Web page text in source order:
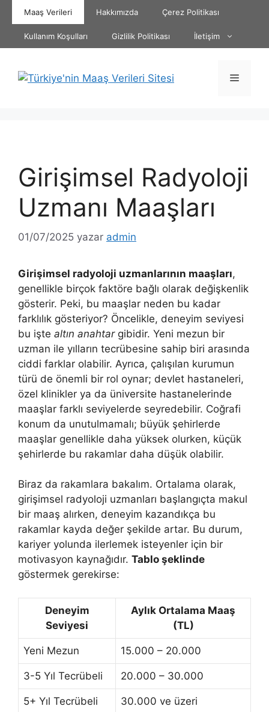
İçeriğe
atla
Maaş Verileri Hakkımızda Çerez Politikası
Kullanım Koşulları Gizlilik Politikası İletişim
Menü
Girişimsel Radyoloji
Uzmanı Maaşları
01/07/2025 yazar admin
Girişimsel radyoloji uzmanlarının maaşları,
genellikle birçok faktöre bağlı olarak değişkenlik
gösterir. Peki, bu maaşlar neden bu kadar
farklılık gösteriyor? Öncelikle, deneyim seviyesi
bu işte altın anahtargibidir. Yeni mezun bir
uzman ile yılların tecrübesine sahip biri arasında
ciddi farklar olabilir. Ayrıca, çalışılan kurumun
türü de önemli bir rol oynar; devlet hastaneleri,
özel klinikler ya da üniversite hastanelerinde
maaşlar farklı seviyelerde seyredebilir. Coğrafi
konum da unutulmamalı; büyük şehirlerde
maaşlar genellikle daha yüksek olurken, küçük
şehirlerde bu rakamlar daha düşük olabilir.
Biraz da rakamlara bakalım. Ortalama olarak,
girişimsel radyoloji uzmanları başlangıçta makul
bir maaş alırken, deneyim kazandıkça bu
rakamlar kayda değer şekilde artar. Bu durum,
kariyer yolunda ilerlemek isteyenler için bir
motivasyon kaynağıdır. Tablo şeklinde
göstermek gerekirse:
Deneyim
Seviyesi
Aylık Ortalama Maaş
(TL)
Yeni Mezun 15.000 – 20.000
3-5 Yıl Tecrübeli 20.000 – 30.000
5+ Yıl Tecrübeli 30.000 ve üzeri